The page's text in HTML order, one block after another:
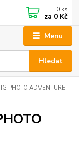
Menu
Hledat
0 ks
za 0 Kč
PHOTO ADVENTURE-